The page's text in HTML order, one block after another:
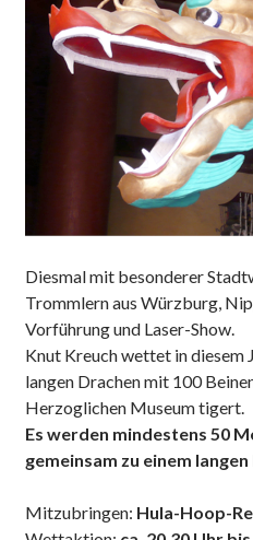
Diesmal mit besonderer
Trommlern aus Würzburg,
Vorführung und Laser-Show.
Knut Kreuch wettet in diesem
langen Drachen mit 100
Herzoglichen Museum tigert.
Es werden mindestens 50
gemeinsam zu einem
Mitzubringen: Hula-Hoop-